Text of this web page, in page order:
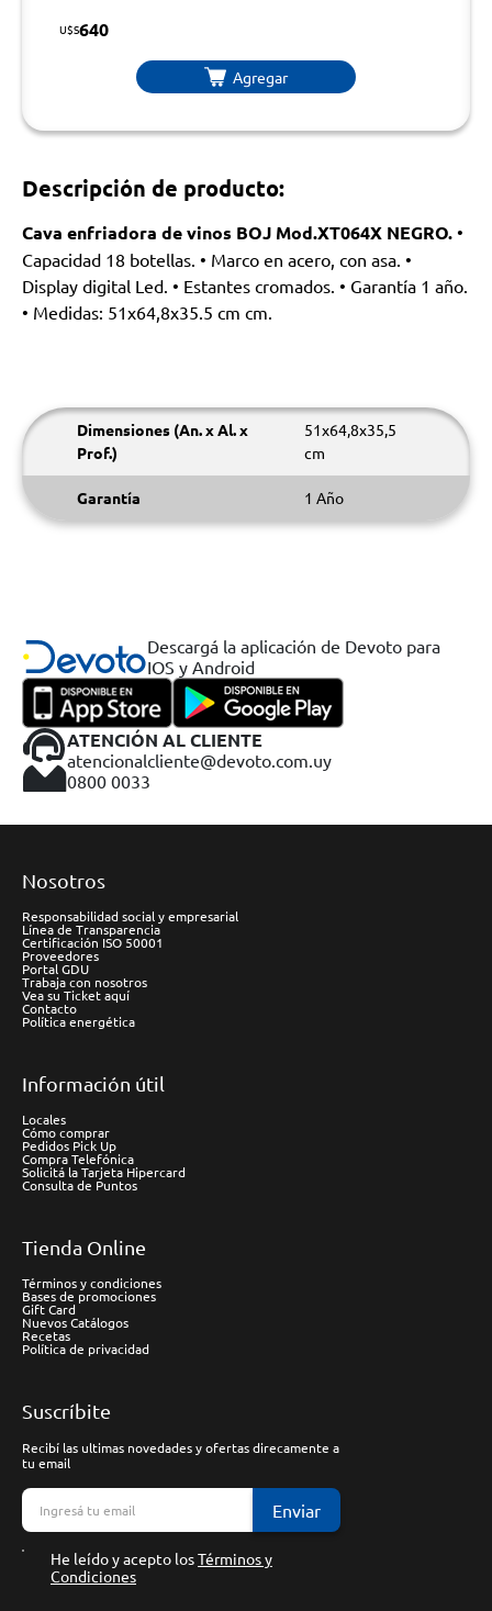
U$S640
Agregar
Descripción de producto:
Cava enfriadora de vinos BOJ Mod.XT064X NEGRO. •
Capacidad 18 botellas. • Marco en acero, con asa. •
Display digital Led. • Estantes cromados. • Garantía 1 año.
• Medidas: 51x64,8x35.5 cm cm.
Dimensiones (An. x Al. x
Prof.)
51x64,8x35,5
cm
Garantía 1 Año
Descargá la aplicación de Devoto para
IOS y Android
ATENCIÓN AL CLIENTE
atencionalcliente@devoto.com.uy
0800 0033
Nosotros
Responsabilidad social y empresarial
Línea de Transparencia
Certificación ISO 50001
Proveedores
Portal GDU
Trabaja con nosotros
Vea su Ticket aquí
Contacto
Política energética
Información útil
Locales
Cómo comprar
Pedidos Pick Up
Compra Telefónica
Solicitá la Tarjeta Hipercard
Consulta de Puntos
Tienda Online
Términos y condiciones
Bases de promociones
Gift Card
Nuevos Catálogos
Recetas
Política de privacidad
Suscríbite
Recibí las ultimas novedades y ofertas direcamente a
tu email
Enviar
He leído y acepto losTérminos y
Condiciones